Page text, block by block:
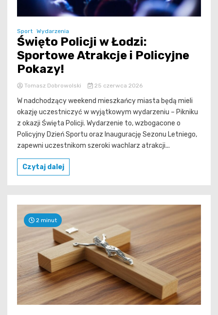
Sport Wydarzenia
Święto Policji w Łodzi:
Sportowe Atrakcje i Policyjne
Pokazy!
Tomasz Dobrowolski 25 czerwca 2026
W nadchodzący weekend mieszkańcy miasta będą mieli
okazję uczestniczyć w wyjątkowym wydarzeniu – Pikniku
z okazji Święta Policji. Wydarzenie to, wzbogacone o
Policyjny Dzień Sportu oraz Inaugurację Sezonu Letniego,
zapewni uczestnikom szeroki wachlarz atrakcji...
Czytaj dalej
2 minut